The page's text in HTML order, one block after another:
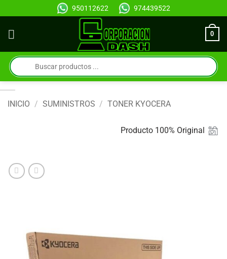
al
contenido
950112622 974439522
0
Búsqueda
de
productos
INICIO / SUMINISTROS / TONER KYOCERA
Producto 100% Original